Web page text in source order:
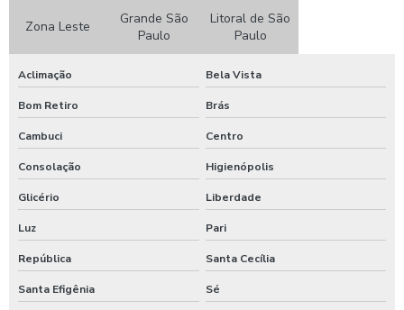
Cozinha industrial alimentação coletiva
Cozinha industrial para empresas
Cozinhas industriais refeições coletivas
Distribuidora de refeições
Empresa de alimentação coletiva
Empresa de alimentação empresarial
Empresa de alimentação transportada
Empresa de comida industrial
Zona Leste
Grande São
Paulo
Litoral de São
Paulo
Aclimação Bela Vista
Bom Retiro Brás
Cambuci Centro
Consolação Higienópolis
Glicério Liberdade
Luz Pari
República Santa Cecília
Santa Efigênia Sé